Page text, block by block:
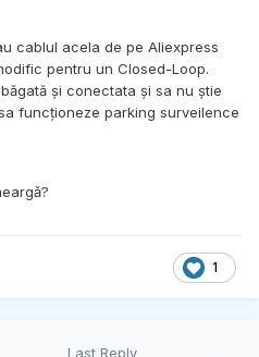
cablul acela de pe Aliexpress
pentru un Closed-Loop.
și conectata și sa nu știe
funcționeze parking surveilence
1
Last Reply